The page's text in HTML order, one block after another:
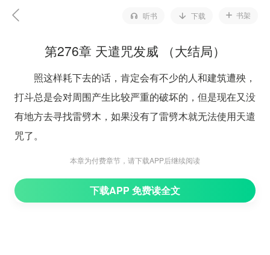
听书 下载 书架
第276章 天遣咒发威 （大结局）
照这样耗下去的话，肯定会有不少的人和建筑遭殃，
打斗总是会对周围产生比较严重的破坏的，但是现在又没
有地方去寻找雷劈木，如果没有了雷劈木就无法使用天遣
咒了。
正在我们对这个事情一筹莫展的时候，我突然又听到
气太重了，还是赶紧走！”
本章为付费章节，请下载APP后继续阅读
下载APP 免费读全文